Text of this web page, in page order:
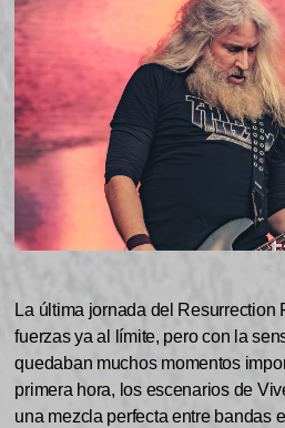
La última jornada del Resurrection
fuerzas ya al límite, pero con la
quedaban muchos momentos
primera hora, los escenarios de
una mezcla perfecta entre bandas